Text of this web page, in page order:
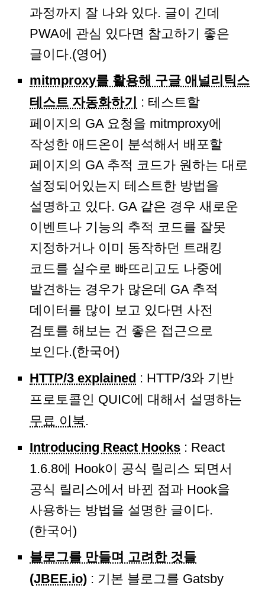
과정까지 잘 나와 있다. 글이 긴데
PWA에 관심 있다면 참고하기 좋은
글이다.(영어)
mitmproxy를 활용해 구글 애널리틱스
테스트 자동화하기
: 테스트할
페이지의 GA 요청을 mitmproxy에
작성한 애드온이 분석해서 배포할
페이지의 GA 추적 코드가 원하는 대로
설정되어있는지 테스트한 방법을
설명하고 있다. GA 같은 경우 새로운
이벤트나 기능의 추적 코드를 잘못
지정하거나 이미 동작하던 트래킹
코드를 실수로 빠뜨리고도 나중에
발견하는 경우가 많은데 GA 추적
데이터를 많이 보고 있다면 사전
검토를 해보는 건 좋은 접근으로
보인다.(한국어)
HTTP/3 explained : HTTP/3와 기반
프로토콜인 QUIC에 대해서 설명하는
무료 이북.
Introducing React Hooks : React
1.6.8에 Hook이 공식 릴리스 되면서
공식 릴리스에서 바뀐 점과 Hook을
사용하는 방법을 설명한 글이다.
(한국어)
블로그를 만들며 고려한 것들
(JBEE.io) : 기본 블로그를 Gatsby